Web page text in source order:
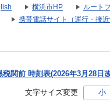
横浜市HP ルート
携帯電話サイト（運行・接近
税関前 時刻表(2026年3月28日
文字サイズ変更 小